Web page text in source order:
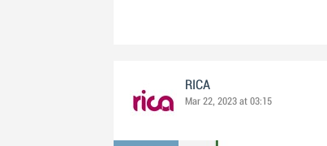
RICA
Mar 22, 2023 at 03:15